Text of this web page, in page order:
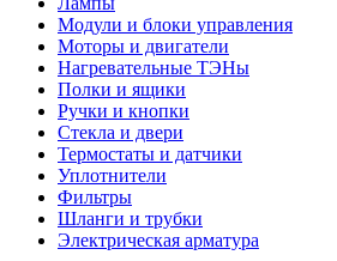
Модули и блоки управления
Моторы и двигатели
Нагревательные ТЭНы
Полки и ящики
Ручки и кнопки
Стекла и двери
Термостаты и датчики
Уплотнители
Фильтры
Шланги и трубки
Электрическая арматура